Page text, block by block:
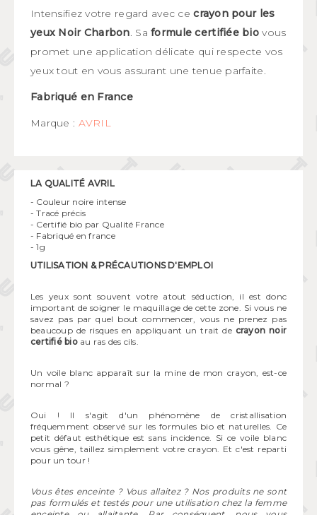
Intensifiez votre regard avec cecrayon pour les
yeux Noir Charbon . Saformule certifiée bio vous
promet une application délicate qui respecte vos
yeux tout en vous assurant une tenue parfaite.
Fabriqué en France
Marque : AVRIL
LA QUALITÉ AVRIL
- Couleur noire intense
- Tracé précis
- Certifié bio par Qualité France
- Fabriqué en france
- 1g
UTILISATION & PRÉCAUTIONS D'EMPLOI
Les yeux sont souvent votre atout séduction, il est donc
important de soigner le maquillage de cette zone. Si vous ne
savez pas par quel bout commencer, vous ne prenez pas
beaucoup de risques en appliquant un trait de crayon noir
certifié bio au ras des cils.
Un voile blanc apparaît sur la mine de mon crayon, est-ce
normal ?
Oui ! Il s'agit d'un phénomène de cristallisation
fréquemment observé sur les formules bio et naturelles. Ce
petit défaut esthétique est sans incidence. Si ce voile blanc
vous gêne, taillez simplement votre crayon. Et c'est reparti
pour un tour !
Vous êtes enceinte ? Vous allaitez ? Nos produits ne sont
pas formulés et testés pour une utilisation chez la femme